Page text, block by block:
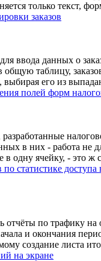
только текст,
заказов
ввода данных о
общую таблицу,
выбирая его из
полей форм
в них - работа не
в одну ячейку, - это
статистике доступа
отчёты по трафику
и окончания
создание листа
на экране